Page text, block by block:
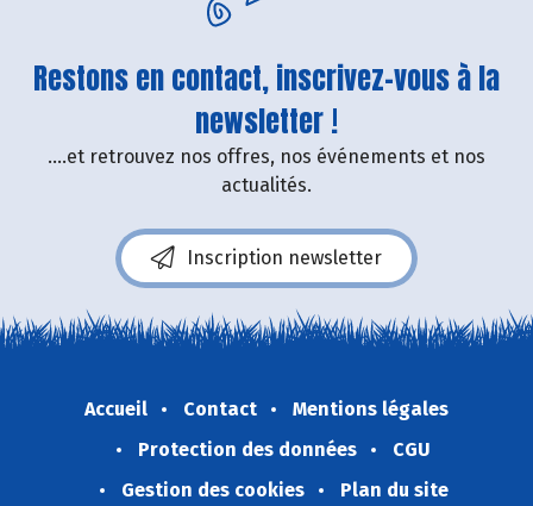
Restons en contact, inscrivez-vous à la
newsletter !
....et retrouvez nos offres, nos événements et nos
actualités.
Inscription newsletter
Accueil Contact
Mentions légales
Protection des données
CGU
Gestion des cookies
Plan du site